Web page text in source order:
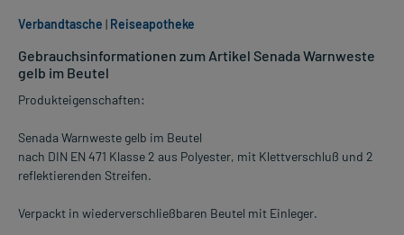
Gebrauchsinformationen zum Artikel Senada Warnweste
gelb im Beutel
Produkteigenschaften:
Senada Warnweste gelb im Beutel
nach DIN EN 471 Klasse 2 aus Polyester, mit Klettverschluß und 2
reflektierenden Streifen.
Verpackt in wiederverschließbaren Beutel mit Einleger.
Verbandtasche | Reiseapotheke